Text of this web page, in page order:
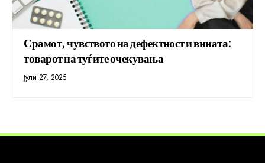
Срамот, чувството на дефектност и вината:
товарот на туѓите очекувања
јули 27, 2025